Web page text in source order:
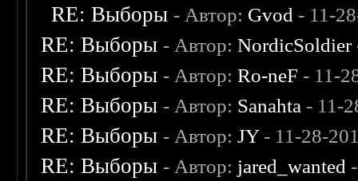
RE: Выборы - Автор: Gvod - 11-
RE: Выборы - Автор:NordicSoldier
RE: Выборы - Автор:Ro-neF - 11-
RE: Выборы - Автор: Sanahta - 11-
RE: Выборы - Автор:JY- 11-28-
RE: Выборы - Автор: jared_wanted